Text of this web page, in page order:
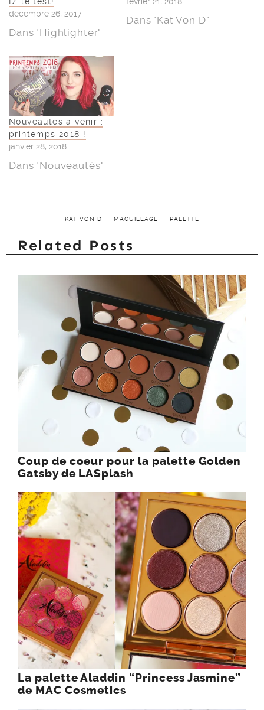
décembre 26, 2017
Dans "Highlighter"
Dans "Kat Von D"
Nouveautés à venir :
printemps 2018 !
janvier 28, 2018
Dans "Nouveautés"
KAT VON D MAQUILLAGE PALETTE
Related Posts
Coup de coeur pour la palette Golden
Gatsby de LASplash
La palette Aladdin “Princess Jasmine”
de MAC Cosmetics